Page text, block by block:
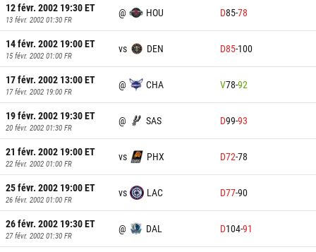
12 févr. 2002 19:30ET
13 févr. 2002 01:30 FR
@ HOU D85-78
14 févr. 2002 19:00ET
15 févr. 2002 01:00 FR
vs DEN D85-100
17 févr. 2002 13:00ET
17 févr. 2002 19:00 FR
@ CHA V78-92
19 févr. 2002 19:30ET
20 févr. 2002 01:30 FR
@ SAS D99-93
21 févr. 2002 19:00ET
22 févr. 2002 01:00 FR
vs PHX D72-78
25 févr. 2002 19:00ET
26 févr. 2002 01:00 FR
vs LAC D77-90
26 févr. 2002 19:30ET
27 févr. 2002 01:30 FR
@ DAL D104-91